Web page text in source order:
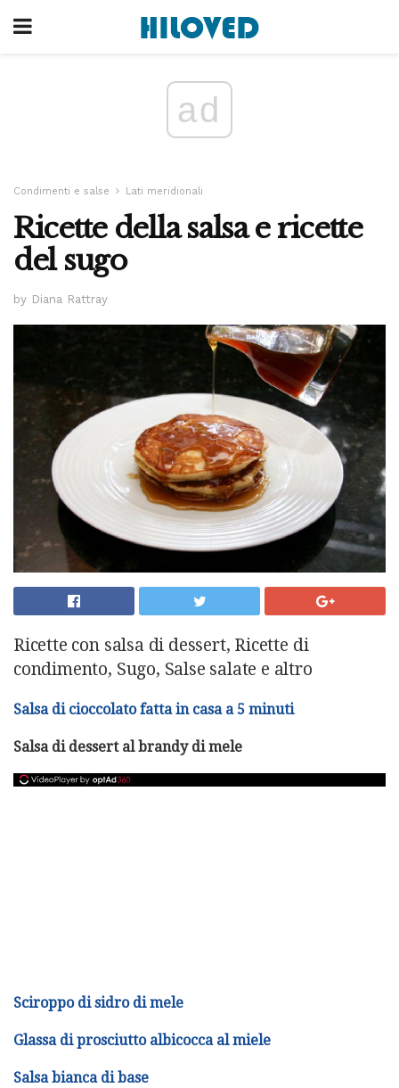
ad
Condimenti e salse Lati meridionali
Ricette della salsa e ricette
del sugo
by Diana Rattray
Ricette con salsa di dessert, Ricette di
condimento, Sugo, Salse salate e altro
Salsa di cioccolato fatta in casa a 5 minuti
Salsa di dessert al brandy di mele
Sciroppo di sidro di mele
Glassa di prosciutto albicocca al miele
Salsa bianca di base